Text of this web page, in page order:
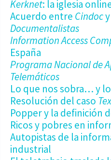
Kerknet: la iglesia
Acuerdo entre Cindocy
Documentalistas
Information Access
España
Programa Nacional de
Telemáticos
Lo que nos sobra… y
Resolución del caso
Popper y la definición
Ricos y pobres en
Autopistas de la
industrial